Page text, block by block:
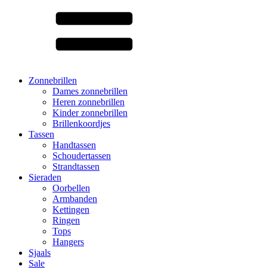
Zonnebrillen
Dames zonnebrillen
Heren zonnebrillen
Kinder zonnebrillen
Brillenkoordjes
Tassen
Handtassen
Schoudertassen
Strandtassen
Sieraden
Oorbellen
Armbanden
Kettingen
Ringen
Tops
Hangers
Sjaals
Sale